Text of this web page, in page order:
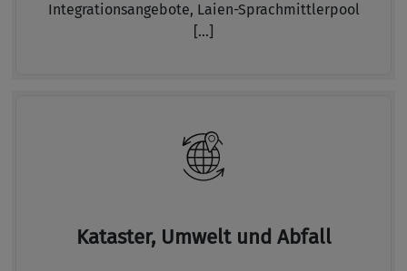
Integrationsangebote, Laien-Sprachmittlerpool
[...]
Kataster, Umwelt und Abfall